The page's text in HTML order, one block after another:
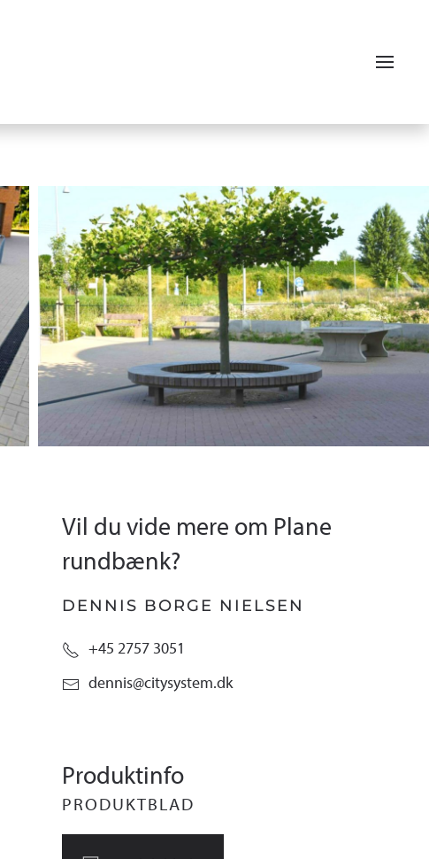
Vil du vide mere om Plane
rundbænk?
DENNIS BORGE NIELSEN
+45 2757 3051
dennis@citysystem.dk
Produktinfo
PRODUKTBLAD